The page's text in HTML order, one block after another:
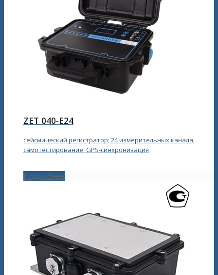
ZET 040-E24
сейсмический регистратор; 24 измерительных канала;
самотестирование; GPS-синхронизация
Подробнее